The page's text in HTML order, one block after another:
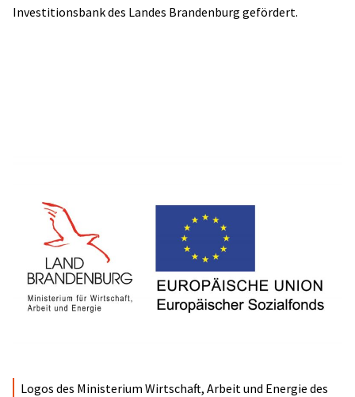
Investitionsbank des Landes Brandenburg gefördert.
Logos des Ministerium Wirtschaft, Arbeit und Energie des